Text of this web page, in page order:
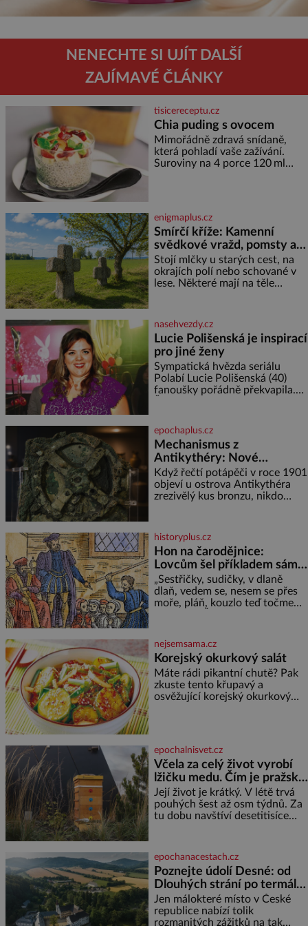
NENECHTE SI UJÍT DALŠÍ
ZAJÍMAVÉ ČLÁNKY
tisicereceptu.cz
Chia puding s ovocem
Mimořádně zdravá snídaně,
která pohladí vaše zažívání.
Suroviny na 4 porce 120 ml
nasypeme chia semí
enigmaplus.cz
Smírčí kříže: Kamenní
svědkové vražd, pomsty a
dávných vin
Stojí mlčky u starých cest, na
okrajích polí nebo schované v
lese. Některé mají na těle
kříž. Na první pohled vypadají
jako zapomenuté nábo
nasehvezdy.cz
Lucie Polišenská je inspirací
pro jiné ženy
Sympatická hvězda seriálu
Polabí Lucie Polišenská (40)
fanoušky pořádně překvapila.
módu si příliš nepotrpí, se
vůbec poprvé postavila před
objekti
epochaplus.cz
Mechanismus z
Antikythéry: Nové
výzkumy odhalují další
překvapení o starověkém
počítači
Když řečtí potápěči v roce 1901
objeví u ostrova Antikythéra
zrezivělý kus bronzu, nikdo
starověku. Až moderní
rentgenové tomografy odhalí
desítky ozubených kol ukrytých
uvnitř. Mechanismus z
Antikythéry je dnes považován
za nejstarší známý analogový
počítač na světě. Přesto ani po
historyplus.cz
Hon na čarodějnice:
Lovcům šel příkladem sám
král
„Sestřičky, sudičky, v dlaně
dlaň, vedem se, nesem se přes
moře, pláň, kouzlo teď točme
napětím ani nedýchají. Píše se
rok 1606 a populární anglický
dramatik William Shakespeare
uvádí svou Tragédii o
Macbethovi. Napsal ji pro krále
Jakuba I., jenž v roce 1603
nejsemsama.cz
Korejský okurkový salát
Máte rádi pikantní chutě? Pak
zkuste tento křupavý a
osvěžující korejský okurkový
okurku ✿ 1 lžičku soli ✿ 1
stroužek česneku ✿ 1 lžíci
sójové omáčky ✿ 1 lžíci
rýžového octa ✿ 1 lžičku
sezamového oleje ✿ 1 lžičku
chilli ✿ 1 lžičku cukru ✿ 1 jarní
cibulku ✿ 1 lžíci sezamových
epochalnisvet.cz
Včela za celý život vyrobí
lžičku medu. Čím je pražský
med ze střech tak ceněný?
Její život je krátký. V létě trvá
pouhých šest až osm týdnů. Za
tu dobu navštíví desetitisíce
medu – zhruba jednu čajovou
lžičku. Sama o sobě se může
zdát bezvýznamná. Teprve když
se spojí s dalšími desítkami tisíc
příslušnic svého včelstva,
vznikne jeden z
nejdokonalejších organismů
epochanacestach.cz
Poznejte údolí Desné: od
Dlouhých strání po termální
prameny
Jen málokteré místo v České
republice nabízí tolik
rozmanitých zážitků na tak